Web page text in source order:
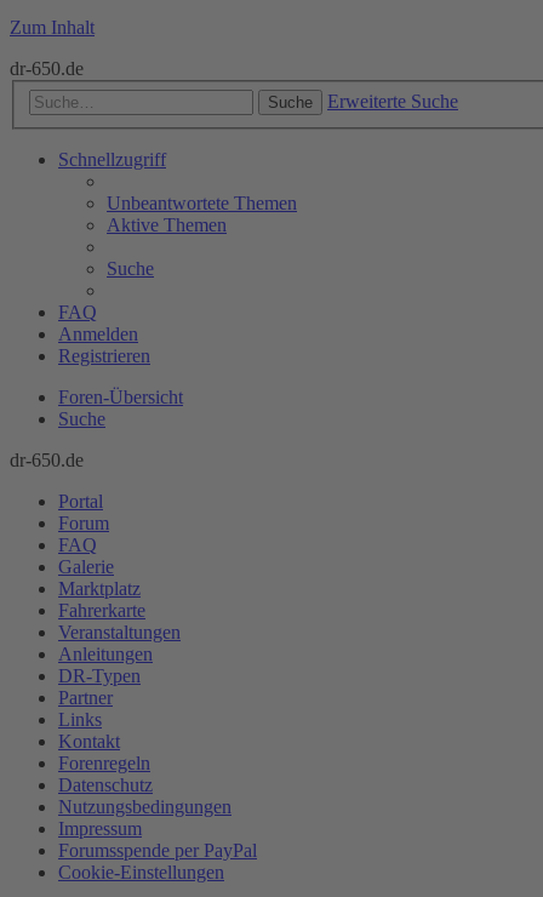
Zum Inhalt
dr-650.de
Suche Erweiterte Suche
Schnellzugriff
Unbeantwortete Themen
Aktive Themen
Suche
FAQ
Anmelden
Registrieren
Foren-Übersicht
Suche
dr-650.de
Portal
Forum
FAQ
Galerie
Marktplatz
Fahrerkarte
Veranstaltungen
Anleitungen
DR-Typen
Partner
Links
Kontakt
Forenregeln
Datenschutz
Nutzungsbedingungen
Impressum
Forumsspende per PayPal
Cookie-Einstellungen